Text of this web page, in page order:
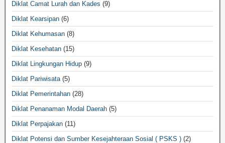
Diklat Camat Lurah dan Kades (9)
Diklat Kearsipan (6)
Diklat Kehumasan (8)
Diklat Kesehatan (15)
Diklat Lingkungan Hidup (9)
Diklat Pariwisata (5)
Diklat Pemerintahan (28)
Diklat Penanaman Modal Daerah (5)
Diklat Perpajakan (11)
Diklat Potensi dan Sumber Kesejahteraan Sosial ( PSKS ) (2)